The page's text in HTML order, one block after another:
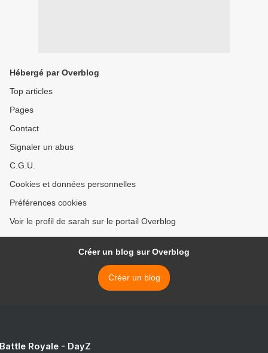
Hébergé par Overblog
Top articles
Pages
Contact
Signaler un abus
C.G.U.
Cookies et données personnelles
Préférences cookies
Voir le profil de sarah sur le portail Overblog
Créer un blog sur Overblog
Créer un blog
Royale - DayZ